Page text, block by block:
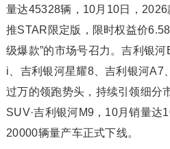
量达45328辆，10月10日，
推STAR限定版，限时权益价
级爆款”的市场号召力。吉利银
i、吉利银河星耀8、吉利银河A7
过万的领跑势头，持续引领细分
SUV·吉利银河M9，10月销量达
20000辆量产车正式下线。